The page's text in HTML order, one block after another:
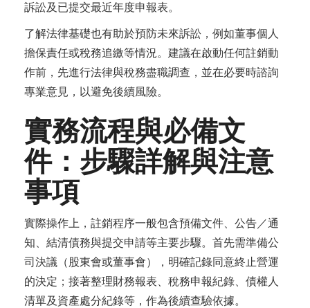
訴訟及已提交最近年度申報表。
了解法律基礎也有助於預防未來訴訟，例如董事個人
擔保責任或稅務追繳等情況。建議在啟動任何註銷動
作前，先進行法律與稅務盡職調查，並在必要時諮詢
專業意見，以避免後續風險。
實務流程與必備文
件：步驟詳解與注意
事項
實際操作上，註銷程序一般包含預備文件、公告／通
知、結清債務與提交申請等主要步驟。首先需準備公
司決議（股東會或董事會），明確記錄同意終止營運
的決定；接著整理財務報表、稅務申報紀錄、債權人
清單及資產處分紀錄等，作為後續查驗依據。